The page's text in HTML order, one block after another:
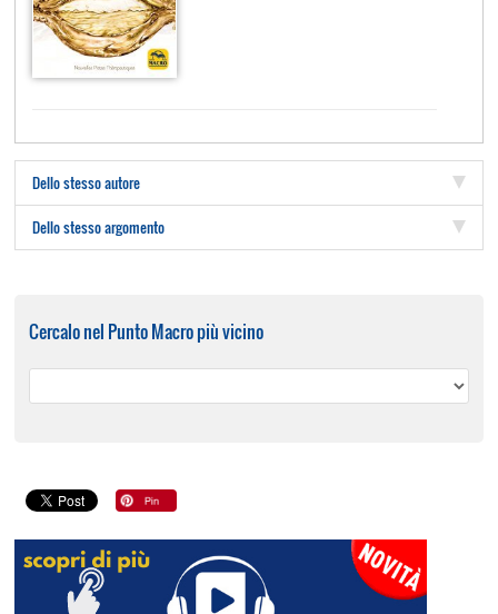
Dello stesso autore
Dello stesso argomento
Cercalo nel Punto Macro più vicino